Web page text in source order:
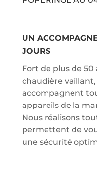
UN
JOURS
Fort de plus de 50
chaudière
accompagnent
appareils de la
Nous réalisons
permettent de
une sécurité